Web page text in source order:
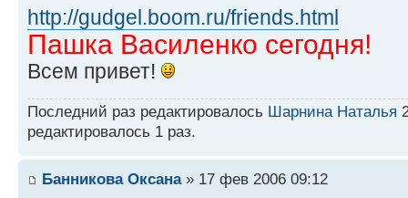
http://gudgel.boom.ru/friends.html
Пашка Василенко сегодня!
Всем привет!
Последний раз редактировалось Шарнина Наталья
редактировалось 1 раз.
Банникова Оксана» 17 фев 2006 09:12